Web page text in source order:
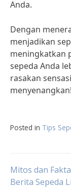
Anda.
Dengan
menjadikan
meningkatkan
sepeda Anda
rasakan
menyenangkan!
Posted in Tips
Post
Mitos dan
Berita Sepeda